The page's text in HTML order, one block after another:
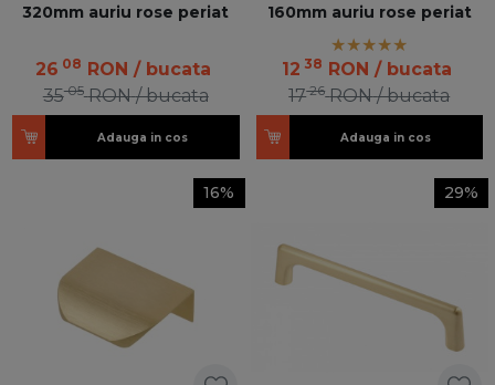
320mm auriu rose periat
26 08 RON / bucata
3505 RON / bucata
Adauga in cos
160mm auriu rose periat
12 38 RON / bucata
1726 RON / bucata
Adauga in cos
16% 29%